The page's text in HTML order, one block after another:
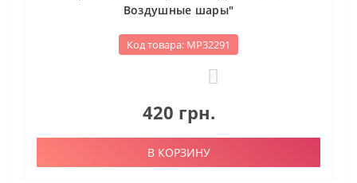
Воздушные шары"
Код товара: МР32291
420 грн.
В КОРЗИНУ